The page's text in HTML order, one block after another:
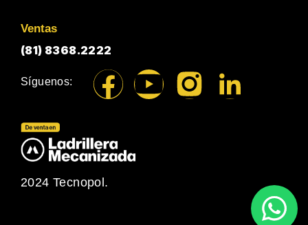
Ventas
(81) 8368.2222
Síguenos:
2024 Tecnopol.